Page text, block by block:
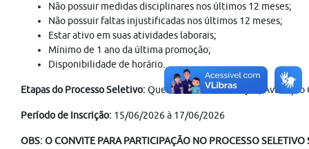
Não possuir medidas disciplinares nos últimos 12 meses;
Não possuir faltas injustificadas nos últimos 12 meses;
Estar ativo em suas atividades laborais;
Mínimo de 1 ano da última promoção;
Disponibilidade de horário.
Etapas do Processo Seletivo:Questionário de Inscrição; Avaliação
Período de Inscrição: 15/06/2026 à 17/06/2026
OBS: O CONVITE PARA PARTICIPAÇÃO NO PROCESSO SELETIVO